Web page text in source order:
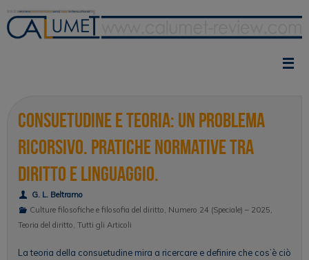
contenuto
Consuetudine e teoria: un problema
ricorsivo. Pratiche normative tra
diritto e linguaggio.
G. L. Beltramo
Culture filosofiche e filosofia del diritto Numero 24 (Speciale) – 2025
Teoria del diritto Tutti gli Articoli
La teoria della consuetudine mira a ricercare e definire che cos’è ciò